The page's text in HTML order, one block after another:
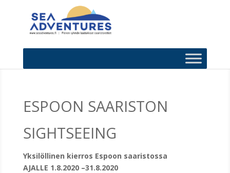
ESPOON SAARISTON
SIGHTSEEING
Yksilöllinen kierros Espoon saaristossa
AJALLE 1.8.2020 –31.8.2020